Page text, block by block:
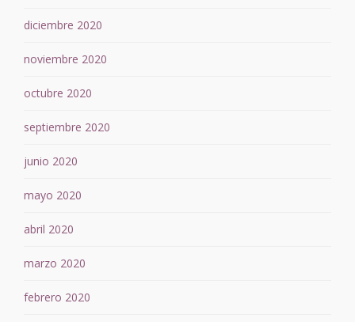
diciembre 2020
noviembre 2020
octubre 2020
septiembre 2020
junio 2020
mayo 2020
abril 2020
marzo 2020
febrero 2020